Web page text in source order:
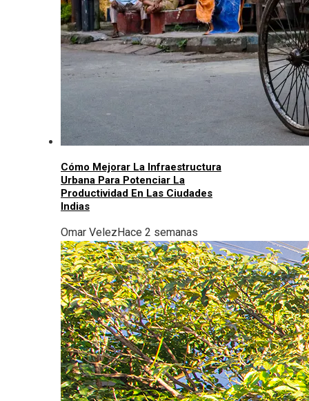
Cómo Mejorar La Infraestructura
Urbana Para Potenciar La
Productividad En Las Ciudades
Indias
Omar VelezHace 2 semanas